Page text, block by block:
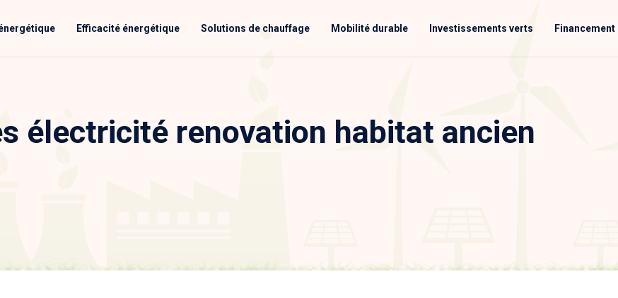
Efficacité énergétique Solutions de chauffage Mobilité durable Investissements verts
électricité renovation habitat ancien